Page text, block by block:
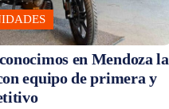
en Mendoza la
equipo de primera y